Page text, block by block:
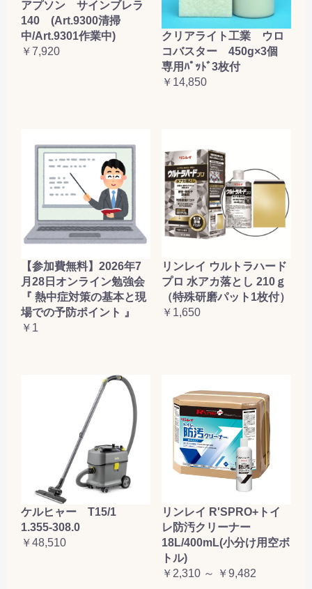
アプソン サインブレラ
140 (Art.9300清掃
中/Art.9301作業中)
￥7,920
クリアライト工業 ウロ
コバスター 450g×3個
専用ﾊﾟｯﾄﾞ3枚付
￥14,850
【参加費無料】2026年7
月28日オンライン勉強会
『 熱中症対策の基本と現
場での予防ポイント 』
￥1
リンレイ ウルトラハード
プロ 水アカ落とし 210ｇ
（特殊研磨パット1枚付）
￥1,650
ケルヒャー T15/1
1.355-308.0
￥48,510
リンレイ R'SPRO+トイ
レ防汚クリーナー
18L/400mL(小分け用空ボ
トル)
￥2,310 ～ ￥9,482